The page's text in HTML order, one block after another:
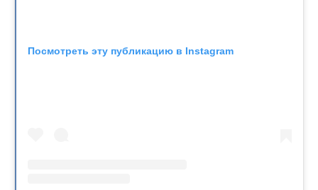
Посмотреть эту публикацию в Instagram